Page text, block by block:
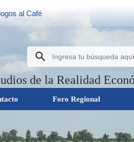
al Café
de la Realidad
Foro Regional